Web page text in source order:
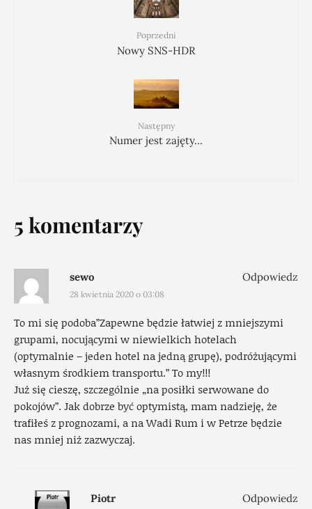
Poprzedni
Nowy SNS-HDR
Następny
Numer jest zajęty…
5 komentarzy
sewo
28 kwietnia 2020 o 03:08
To mi się podoba”Zapewne będzie łatwiej z mniejszymi
grupami, nocującymi w niewielkich hotelach
(optymalnie – jeden hotel na jedną grupę), podróżującymi
własnym środkiem transportu.” To my!!!
Już się cieszę, szczególnie „na posiłki serwowane do
pokojów”. Jak dobrze być optymistą, mam nadzieję, że
trafiłeś z prognozami, a na Wadi Rum i w Petrze będzie
nas mniej niż zazwyczaj.
Odpowiedz
Piotr Odpowiedz